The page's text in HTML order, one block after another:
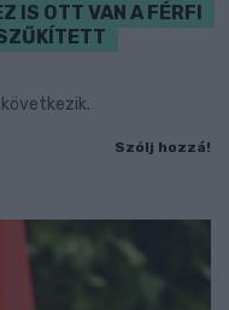
IS OTT VAN A FÉRFI
Szólj hozzá!